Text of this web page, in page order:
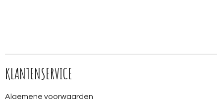
KLANTENSERVICE
Algemene voorwaarden